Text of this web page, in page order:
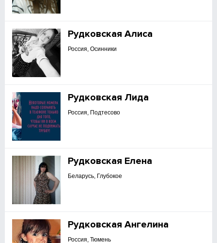
Рудковская Алиса
Россия, Осинники
Рудковская Лида
Россия, Подтесово
Рудковская Елена
Беларусь, Глубокое
Рудковская Ангелина
Россия, Тюмень